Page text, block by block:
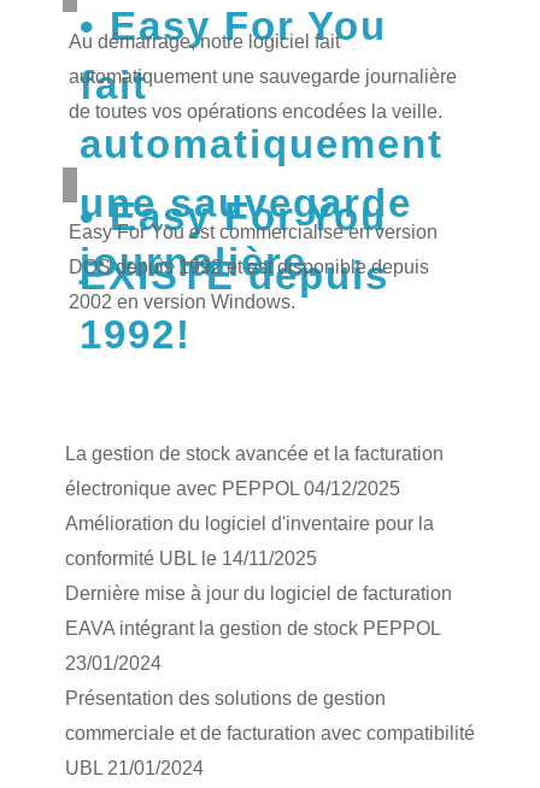
Easy For You
fait
automatiquement
une sauvegarde
journalière.
Au démarrage, notre logiciel fait
automatiquement une sauvegarde journalière
de toutes vos opérations encodées la veille.
Easy For You
EXISTE depuis
1992!
Easy For You est commercialisé en version
DOS depuis 1992 et est disponible depuis
2002 en version Windows.
La gestion de stock avancée et la facturation
électronique avec PEPPOL 04/12/2025
Amélioration du logiciel d'inventaire pour la
conformité UBL le 14/11/2025
Dernière mise à jour du logiciel de facturation
EAVA intégrant la gestion de stock PEPPOL
23/01/2024
Présentation des solutions de gestion
commerciale et de facturation avec compatibilité
UBL 21/01/2024